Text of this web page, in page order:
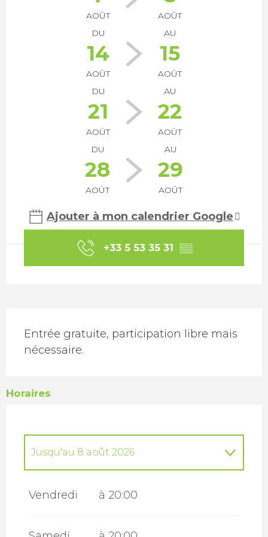
AOÛT
AOÛT
DU
14
AOÛT
AU
15
AOÛT
DU
21
AOÛT
AU
22
AOÛT
DU
28
AOÛT
AU
29
AOÛT
Ajouter à mon calendrier Google
+33 5 53 35 31 ▒▒
Description
Entrée gratuite, participation libre mais
nécessaire.
Horaires
Jusqu'au 8 août 2026
Vendredi à 20:00